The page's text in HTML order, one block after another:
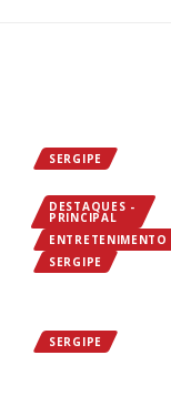
SERGIPE
DESTAQUES -
PRINCIPAL
ENTRETENIMENTO
SERGIPE
SERGIPE